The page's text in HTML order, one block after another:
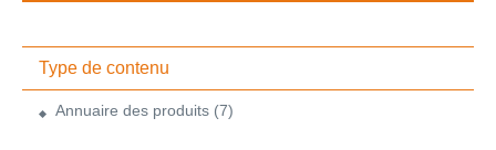
Type de contenu
Annuaire des produits (7)